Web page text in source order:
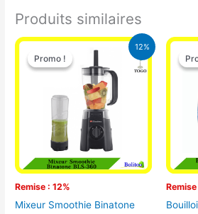
Produits similaires
12%
Promo !
Remise : 12%
Promo !
Mixeur Smoothie Binatone
Le
prix
initial
était :
25.000 CFA.
Le
prix
actuel
est :